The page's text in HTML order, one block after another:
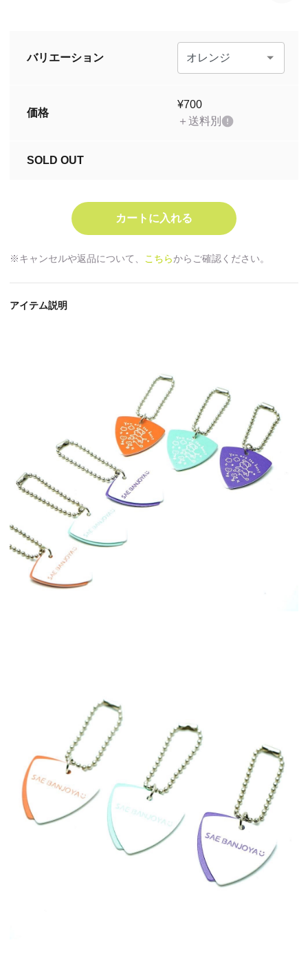
バリエーション
価格
¥700
＋送料別
SOLD OUT
※キャンセルや返品について、 こちらからご確認ください。
アイテム説明